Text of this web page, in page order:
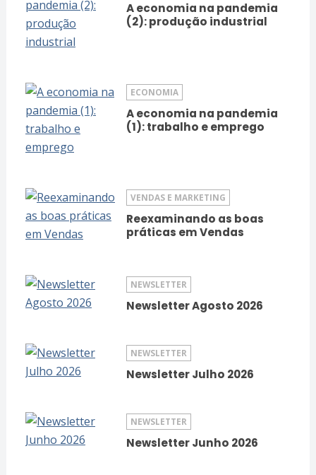
A economia na pandemia
(2): produção industrial
ECONOMIA
A economia na pandemia
(1): trabalho e emprego
VENDAS E MARKETING
Reexaminando as boas
práticas em Vendas
NEWSLETTER
Newsletter Agosto 2026
NEWSLETTER
Newsletter Julho 2026
NEWSLETTER
Newsletter Junho 2026